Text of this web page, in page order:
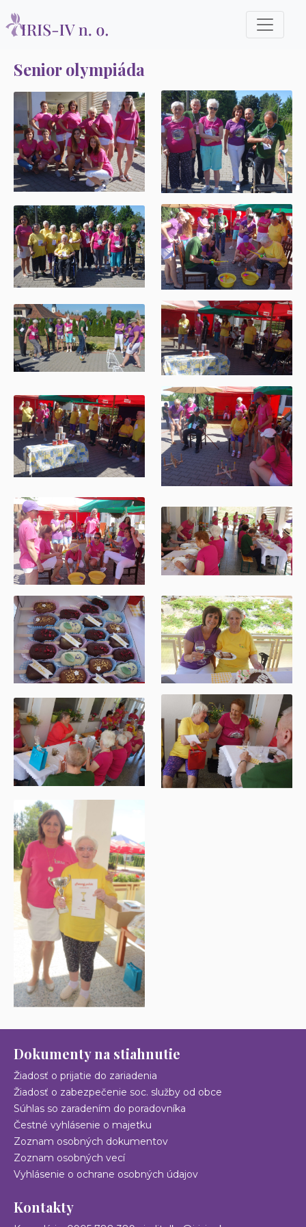
Senior olympiáda
Dokumenty na stiahnutie
Žiadosť o prijatie do zariadenia
Žiadosť o zabezpečenie soc. služby od obce
Súhlas so zaradením do poradovníka
Čestné vyhlásenie o majetku
Zoznam osobných dokumentov
Zoznam osobných vecí
Vyhlásenie o ochrane osobných údajov
Kontakty